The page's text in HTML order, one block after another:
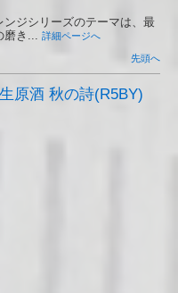
ジシリーズのテーマは、最
磨き... 詳細ページへ
先頭へ
原酒 秋の詩(R5BY)